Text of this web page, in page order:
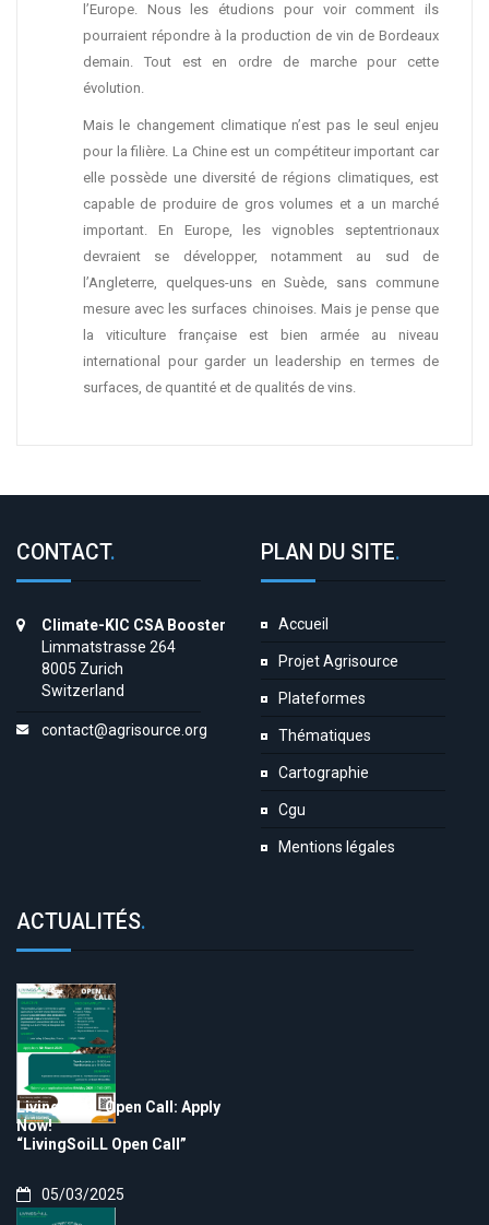
l’Europe. Nous les étudions pour voir comment ils
pourraient répondre à la production de vin de Bordeaux
demain. Tout est en ordre de marche pour cette
évolution.
Mais le changement climatique n’est pas le seul enjeu
pour la filière. La Chine est un compétiteur important car
elle possède une diversité de régions climatiques, est
capable de produire de gros volumes et a un marché
important. En Europe, les vignobles septentrionaux
devraient se développer, notamment au sud de
l’Angleterre, quelques-uns en Suède, sans commune
mesure avec les surfaces chinoises. Mais je pense que
la viticulture française est bien armée au niveau
international pour garder un leadership en termes de
surfaces, de quantité et de qualités de vins.
CONTACT.
Climate-KIC CSA Booster
Limmatstrasse 264
8005 Zurich
Switzerland
contact@agrisource.org
PLAN DU SITE.
Accueil
Projet Agrisource
Plateformes
Thématiques
Cartographie
Cgu
Mentions légales
ACTUALITÉS.
LivingSoiLL Open Call: Apply
Now!
“LivingSoiLL Open Call”
05/03/2025